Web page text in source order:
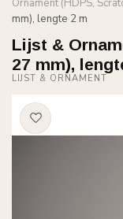
Ornament (HDPS,
mm), lengte 2 m
Lijst &
27 mm),
LIJST & ORNAMENT